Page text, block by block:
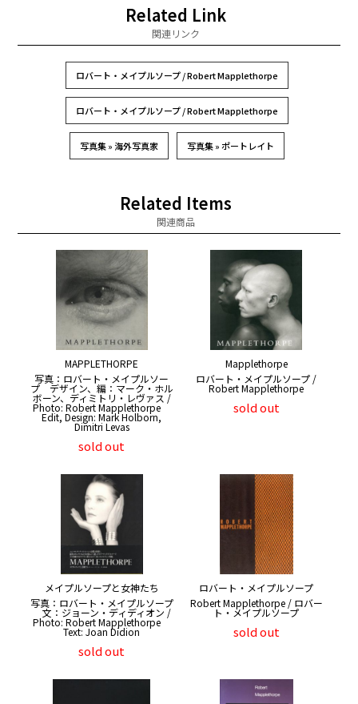
Related Link
関連リンク
ロバート・メイプルソープ / Robert Mapplethorpe
ロバート・メイプルソープ / Robert Mapplethorpe
写真集 » 海外写真家 写真集 » ポートレイト
Related Items
関連商品
MAPPLETHORPE
写真：ロバート・メイプルソー
プ デザイン、編：マーク・ホル
ボーン、ディミトリ・レヴァス /
Photo: Robert Mapplethorpe
Edit, Design: Mark Holborn,
Dimitri Levas
sold out
Mapplethorpe
ロバート・メイプルソープ /
Robert Mapplethorpe
sold out
メイプルソープと女神たち
写真：ロバート・メイプルソープ
文：ジョーン・ディディオン /
Photo: Robert Mapplethorpe
Text: Joan Didion
sold out
ロバート・メイプルソープ
Robert Mapplethorpe / ロバー
ト・メイプルソープ
sold out